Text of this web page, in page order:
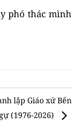
phó thác mình
lập Giáo xứ Bến
(1976-2026)